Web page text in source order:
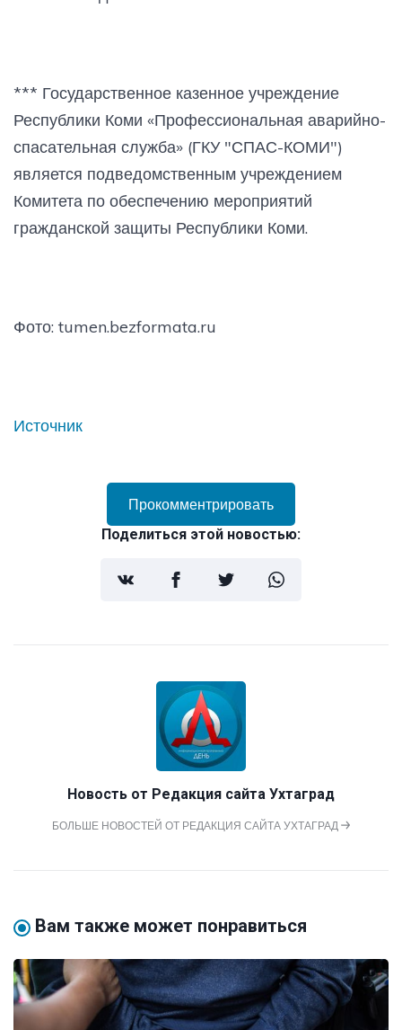
*** Государственное казенное учреждение
Республики Коми «Профессиональная аварийно-
спасательная служба» (ГКУ "СПАС-КОМИ")
является подведомственным учреждением
Комитета по обеспечению мероприятий
гражданской защиты Республики Коми.
Фото: tumen.bezformata.ru
Источник
Прокомментрировать
Поделиться этой новостью:
Новость от Редакция сайта Ухтаград
БОЛЬШЕ НОВОСТЕЙ ОТ РЕДАКЦИЯ САЙТА УХТАГРАД
Вам также может понравиться